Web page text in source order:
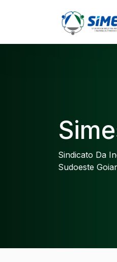
Sindicato Da
Sudoeste